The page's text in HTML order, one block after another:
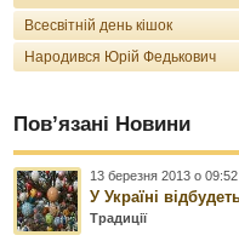
Всесвітній день кішок
Народився Юрій Федькович
Пов’язані Новини
13 березня 2013 о 09:52
У Україні
Традиції